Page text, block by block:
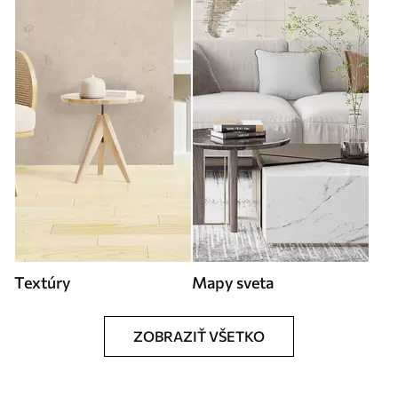
Textúry Mapy sveta
ZOBRAZIŤ VŠETKO